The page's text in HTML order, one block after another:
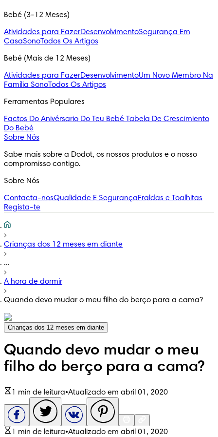
Bebé (3-12 Meses)
Atividades para FazerDesenvolvimentoSegurança Em
CasaSonoTodos Os Artigos
Bebé (Mais de 12 Meses)
Atividades para FazerDesenvolvimentoUm Novo Membro Na
Família SonoTodos Os Artigos
Ferramentas Populares
Factos Do Anivérsario Do Teu Bebé Tabela De Crescimiento
Do Bebé
Sobre Nós
Sabe mais sobre a Dodot, os nossos produtos e o nosso
compromisso contigo.
Sobre Nós
Contacta-nosQualidade E SegurançaFraldas e Toalhitas
Regista-te
Crianças dos 12 meses em diante
...
A hora de dormir
Quando devo mudar o meu filho do berço para a cama?
Crianças dos 12 meses em diante
Quando devo mudar o meu
filho do berço para a cama?
1 min de leitura•Atualizado em abril 01, 2020
1 min de leitura•Atualizado em abril 01, 2020